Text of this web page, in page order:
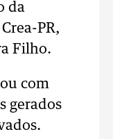
da
PR,
Filho.
com
gerados